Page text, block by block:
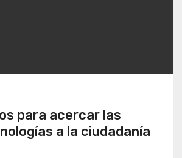
para acercar las
a la ciudadanía